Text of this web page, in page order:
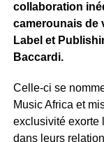
collaboration
camerounais de
Label et
Baccardi.
Celle-ci se
Music Africa et
exclusivité exorte
dans leurs